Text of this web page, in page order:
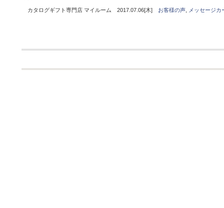
カタログギフト専門店 マイルーム 2017.07.06[木] お客様の声,
メッセージ